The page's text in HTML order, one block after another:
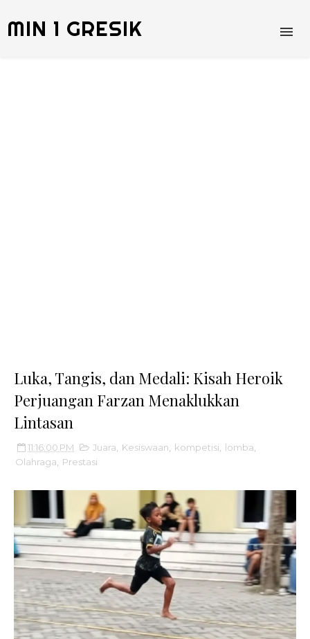
MIN 1 GRESIK
Luka, Tangis, dan Medali: Kisah Heroik
Perjuangan Farzan Menaklukkan
Lintasan
11:16:00 PM Juara Kesiswaan kompetisi lomba
Olahraga
Prestasi